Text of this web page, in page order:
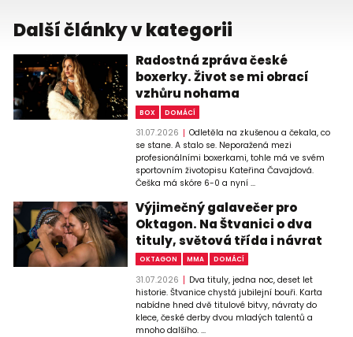
Další články v kategorii
Radostná zpráva české
boxerky. Život se mi obrací
vzhůru nohama
BOX DOMÁCÍ
31.07.2026
Odletěla na zkušenou a čekala, co
se stane. A stalo se. Neporažená mezi
profesionálními boxerkami, tohle má ve svém
sportovním životopisu Kateřina Čavajdová.
Češka má skóre 6-0 a nyní ...
Výjimečný galavečer pro
Oktagon. Na Štvanici o dva
tituly, světová třída i návrat
OKTAGON MMA DOMÁCÍ
31.07.2026
Dva tituly, jedna noc, deset let
historie. Štvanice chystá jubilejní bouři. Karta
nabídne hned dvě titulové bitvy, návraty do
klece, české derby dvou mladých talentů a
mnoho dalšího. ...